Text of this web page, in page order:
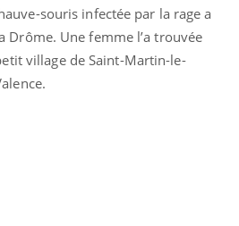
souris infectée par la rage a
Drôme. Une femme l’a trouvée
village de Saint-Martin-le-